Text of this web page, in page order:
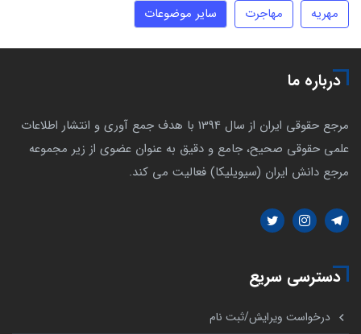
مهریه
مهاجرت سایر موضوعات
درباره ما
مرجع حقوقی ایران از سال 1394 با هدف جمع آوری و انتشار اطلاعات
علمی حقوقی صحیح، جامع و دقیق به عنوان عضوی از زیر مجموعه
مرجع دانش ایران (سیویلیکا) فعالیت می کند.
دسترسی سریع
درخواست ویرایش/ثبت نام